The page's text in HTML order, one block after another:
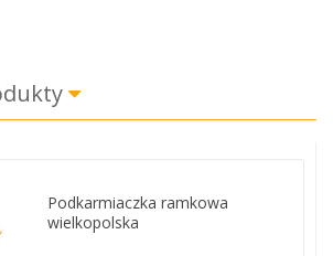
Podkarmiaczka ramkowa
wielkopolska